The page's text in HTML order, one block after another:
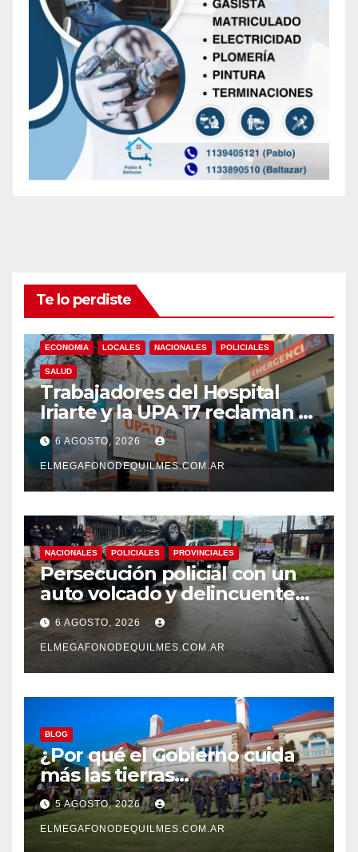
Te lo perdiste
ECONOMIA LOCALES NACIONALES POLICIALES
SALUD
Trabajadores del Hospital
Iriarte y la UPA 17 reclaman el
pase a planta de becarios y
mejoras laborales
6 AGOSTO, 2026
ELMEGAFONODEQUILMES.COM.AR
NACIONALES POLICIALES PROVINCIALES
Persecución policial con un
auto volcado y delincuentes
detenidos en San Francisco
Solano
6 AGOSTO, 2026
ELMEGAFONODEQUILMES.COM.AR
BLOG
¿Por qué el Gobierno cuida
más las tierras
extranjerizadas que el
patrimonio de todos los
argentinos?
5 AGOSTO, 2026
ELMEGAFONODEQUILMES.COM.AR